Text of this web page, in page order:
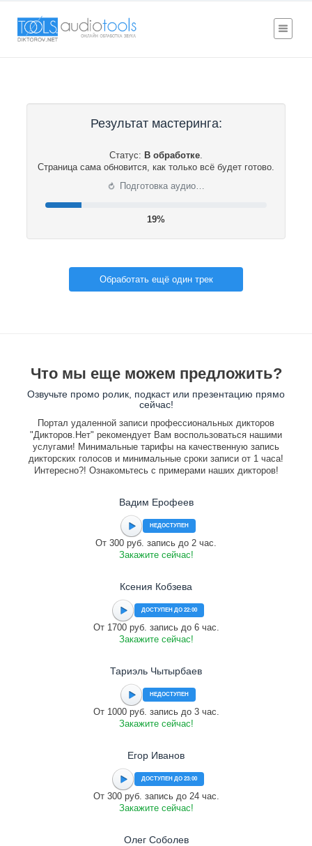
Результат мастеринга:
Статус: В обработке.
Страница сама обновится, как только всё будет готово.
⟳ Подготовка аудио…
20%
Обработать ещё один трек
Что мы еще можем предложить?
Озвучьте промо ролик, подкаст или презентацию прямо
сейчас!
Портал удаленной записи профессиональных дикторов
"Дикторов.Нет" рекомендует Вам воспользоваться нашими
услугами! Минимальные тарифы на качественную запись
дикторских голосов и минимальные сроки записи от 1 часа!
Интересно?! Ознакомьтесь с примерами наших дикторов!
Вадим Ерофеев
НЕДОСТУПЕН
От 300 руб. запись до 2 час.
Закажите сейчас!
Ксения Кобзева
ДОСТУПЕН ДО 22:00
От 1700 руб. запись до 6 час.
Закажите сейчас!
Тариэль Чытырбаев
НЕДОСТУПЕН
От 1000 руб. запись до 3 час.
Закажите сейчас!
Егор Иванов
ДОСТУПЕН ДО 23:00
От 300 руб. запись до 24 час.
Закажите сейчас!
Олег Соболев